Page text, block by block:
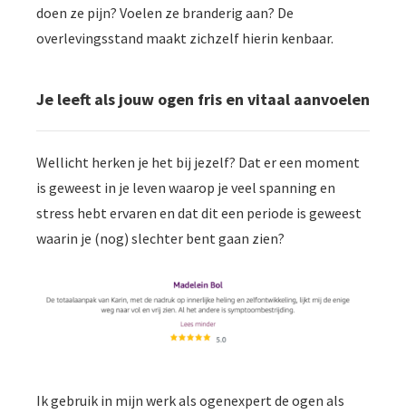
doen ze pijn? Voelen ze branderig aan? De
overlevingsstand maakt zichzelf hierin kenbaar.
Je leeft als jouw ogen fris en vitaal aanvoelen
Wellicht herken je het bij jezelf? Dat er een moment
is geweest in je leven waarop je veel spanning en
stress hebt ervaren en dat dit een periode is geweest
waarin je (nog) slechter bent gaan zien?
Ik gebruik in mijn werk als ogenexpert de ogen als